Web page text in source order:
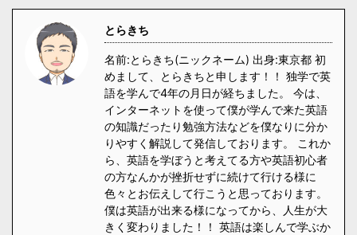
とらきち
名前:とらきち(ニックネーム) 出身:東京都 初
めまして、とらきちと申します！！ 独学で英
語を学んで4年の月日が経ちました。 今は、
インターネットを使って僕が学んで来た英語
の知識だったり勉強方法などを僕なりに分か
りやすく解説して発信しております。 これか
ら、英語を学ぼうと考えてる方や英語初心者
の方なんかが挫折せずに続けて行ける様に
色々とお伝えして行こうと思っております。
僕は英語が出来る様になってから、人生が大
きく変わりました！！ 英語は楽しんで学ぶか